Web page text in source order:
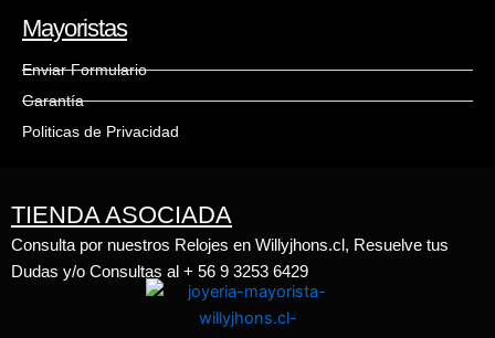
Mayoristas
Enviar Formulario
Garantía
Politicas de Privacidad
TIENDA ASOCIADA
Consulta por nuestros Relojes en Willyjhons.cl, Resuelve tus
Dudas y/o Consultas al + 56 9 3253 6429